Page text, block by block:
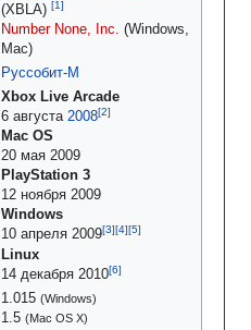
(XBLA)
Number None, Inc. (Windows,
Mac)
Руссобит-М
Xbox Live Arcade
6 августа 2008
Mac OS
20 мая 2009
PlayStation 3
12 ноября 2009
Windows
10 апреля 2009
Linux
14 декабря 2010
1.015 (Windows)
1.5 (Mac OS X)